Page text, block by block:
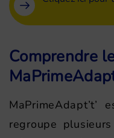
Comprendre
regroupe